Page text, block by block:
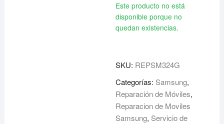
Este producto no está
disponible porque no
quedan existencias.
SKU: REPSM324G
Categorías: Samsung,
Reparación de Móviles,
Reparacion de Moviles
Samsung, Servicio de